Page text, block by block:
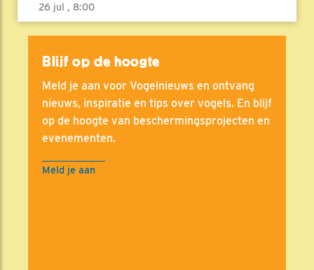
26 jul , 8:00
Blijf op de hoogte
Meld je aan voor Vogelnieuws en ontvang
nieuws, inspiratie en tips over vogels. En blijf
op de hoogte van beschermingsprojecten en
evenementen.
Meld je aan